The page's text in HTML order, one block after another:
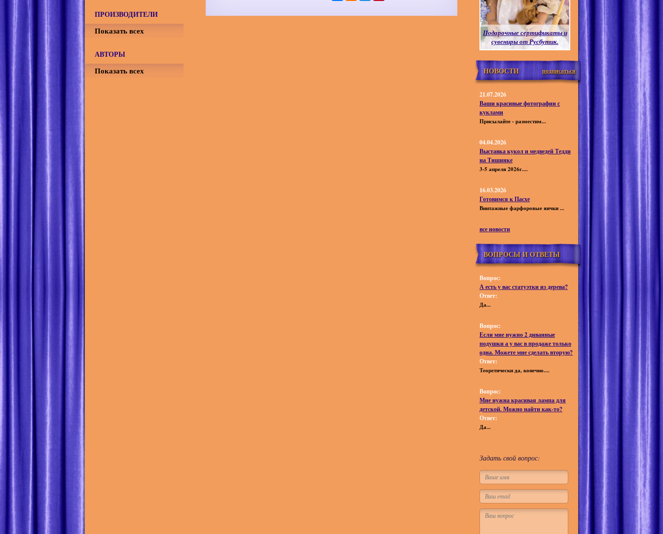
ПРОИЗВОДИТЕЛИ
Показать всех
АВТОРЫ
Показать всех
Подарочные сертификаты и
сувениры от Русбутик.
НОВОСТИ подписаться
21.07.2026
Ваши красивые фотографии с
куклами
Присылайте - разместим...
04.04.2026
Выставка кукол и медведей Тедди
на Тишинке
3-5 апреля 2026г....
16.03.2026
Готовимся к Пасхе
Винтажные фарфоровые яички ...
все новости
ВОПРОСЫ И ОТВЕТЫ
Вопрос:
А есть у вас статуэтки из дерева?
Ответ:
Да...
Вопрос:
Если мне нужно 2 диванные
подушки а у вас в продаже только
одна. Можете мне сделать вторую?
Ответ:
Теоретически да, конечно....
Вопрос:
Мне нужна красивая лампа для
детской. Можно найти как-то?
Ответ:
Да...
Задать свой вопрос: